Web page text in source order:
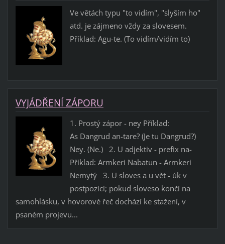
Ve větách typu "to vidím", "slyším ho"
atd. je zájmeno vždy za slovesem.
Příklad: Agu-te. (To vidím/vidím to)
VYJÁDŘENÍ ZÁPORU
1. Prostý zápor - ney Příklad:
As Dangrud an-tare? (Je tu Dangrud?)
Ney. (Ne.) 2. U adjektiv - prefix na-
Příklad: Armkeri Nabatun - Armkeri
Nemytý 3. U sloves a u vět - úk v
postpozici; pokud sloveso končí na
samohlásku, v hovorové řeč dochází ke stažení, v
psaném projevu...